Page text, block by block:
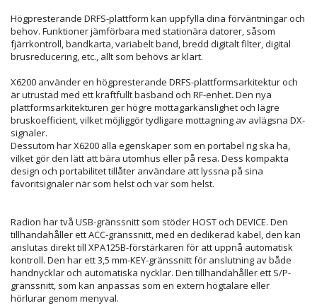
Högpresterande DRFS-plattform kan uppfylla dina förväntningar och
behov. Funktioner jämförbara med stationära datorer, såsom
fjärrkontroll, bandkarta, variabelt band, bredd digitalt filter, digital
brusreducering, etc., allt som behövs är klart.
X6200 använder en högpresterande DRFS-plattformsarkitektur och
är utrustad med ett kraftfullt basband och RF-enhet. Den nya
plattformsarkitekturen ger högre mottagarkänslighet och lägre
bruskoefficient, vilket möjliggör tydligare mottagning av avlägsna DX-
signaler.
Dessutom har X6200 alla egenskaper som en portabel rig ska ha,
vilket gör den lätt att bära utomhus eller på resa. Dess kompakta
design och portabilitet tillåter användare att lyssna på sina
favoritsignaler när som helst och var som helst.
Radion har två USB-gränssnitt som stöder HOST och DEVICE. Den
tillhandahåller ett ACC-gränssnitt, med en dedikerad kabel, den kan
anslutas direkt till XPA125B-förstärkaren för att uppnå automatisk
kontroll. Den har ett 3,5 mm-KEY-gränssnitt för anslutning av både
handnycklar och automatiska nycklar. Den tillhandahåller ett S/P-
gränssnitt, som kan anpassas som en extern högtalare eller
hörlurar genom menyval.